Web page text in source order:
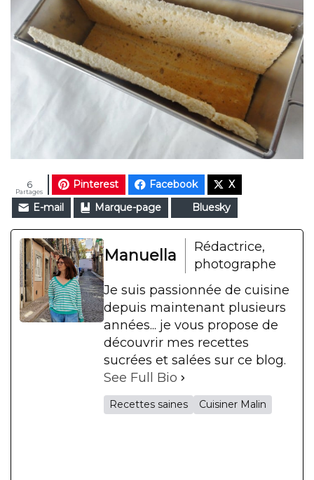
Pinterest Facebook
X
E-mail
Marque-page Bluesky
Partages
6
Manuella
Rédactrice,
photographe
Je suis passionnée de cuisine
depuis maintenant plusieurs
années... je vous propose de
découvrir mes recettes
sucrées et salées sur ce blog.
See Full Bio
Recettes saines Cuisiner Malin